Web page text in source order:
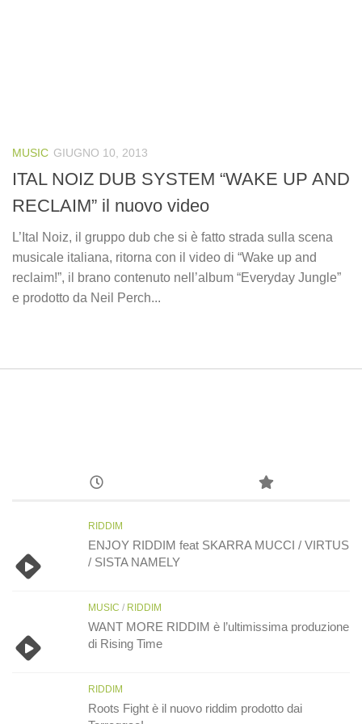
MUSIC GIUGNO 10, 2013
ITAL NOIZ DUB SYSTEM “WAKE UP AND
RECLAIM” il nuovo video
L’Ital Noiz, il gruppo dub che si è fatto strada sulla scena
musicale italiana, ritorna con il video di “Wake up and
reclaim!”, il brano contenuto nell’album “Everyday Jungle”
e prodotto da Neil Perch...
RIDDIM
ENJOY RIDDIM feat SKARRA MUCCI / VIRTUS
/ SISTA NAMELY
MUSIC / RIDDIM
WANT MORE RIDDIM è l’ultimissima produzione
di Rising Time
RIDDIM
Roots Fight è il nuovo riddim prodotto dai